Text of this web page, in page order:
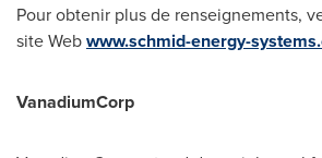
Pour obtenir plus de renseignements,
site Webwww.schmid-energy-
VanadiumCorp